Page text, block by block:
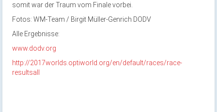
somit war der Traum vom Finale vorbei.
Fotos: WM-Team / Birgit Müller-Genrich DODV
Alle Ergebnisse:
www.dodv.org
http://2017worlds.optiworld.org/en/default/races/race-
resultsall